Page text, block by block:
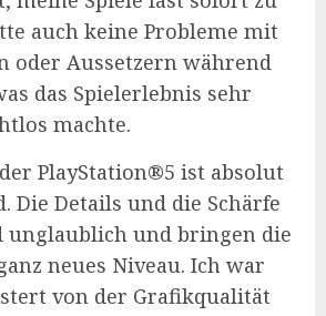
auch keine Probleme mit
oder Aussetzern während
das Spielerlebnis sehr
machte.
PlayStation®5 ist absolut
Die Details und die Schärfe
unglaublich und bringen die
neues Niveau. Ich war
von der Grafikqualität